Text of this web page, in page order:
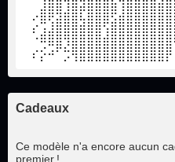
⠀⠀⣸⣿⣿⢹⣿⣽⣿⣿⣿⣷⢹⣿⣿⣿⣿⣾⣿⡇
⠀⠔⣿⢟⣽⣿⣿⢧⣿⣿⣿⣫⣾⣿⣿⣿⣿⣿⣿⡇
⠀⠎⣰⣼⣿⣿⣿⣿⣿⣿⢱⣿⣿⣿⣿⣿⣿⣿⣿⡇
⠀⠎⡕⠚⠁⡩⢻⣿⣿⣿⣿⣿⣿⣿⣿⣿⣿⣿⡟
Cadeaux
Ce modèle n'a encore aucun
premier !